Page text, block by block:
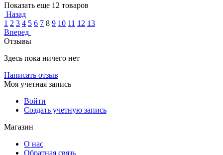
Показать еще 12 товаров
Назад
1 2 3 4 5 6 7 8 9 10 11 12 13
Вперед
Отзывы
Здесь пока ничего нет
Написать отзыв
Моя учетная запись
Войти
Создать учетную запись
Магазин
О нас
Обратная связь